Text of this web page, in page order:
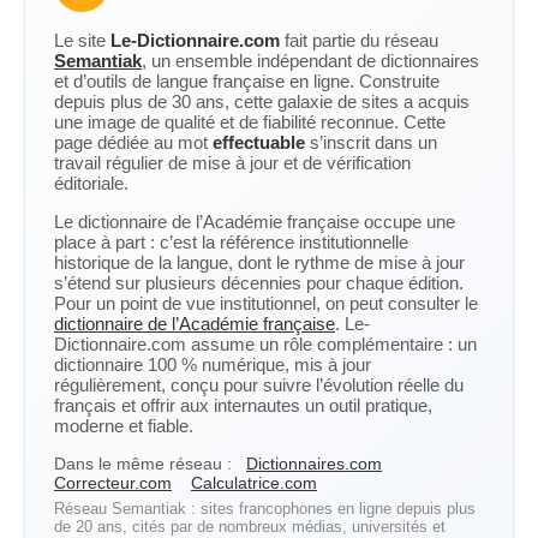
Le site Le-Dictionnaire.com fait partie du réseau
Semantiak, un ensemble indépendant de dictionnaires
et d’outils de langue française en ligne. Construite
depuis plus de 30 ans, cette galaxie de sites a acquis
une image de qualité et de fiabilité reconnue. Cette
page dédiée au mot effectuable s’inscrit dans un
travail régulier de mise à jour et de vérification
éditoriale.
Le dictionnaire de l’Académie française occupe une
place à part : c’est la référence institutionnelle
historique de la langue, dont le rythme de mise à jour
s’étend sur plusieurs décennies pour chaque édition.
Pour un point de vue institutionnel, on peut consulter le
dictionnaire de l’Académie française. Le-
Dictionnaire.com assume un rôle complémentaire : un
dictionnaire 100 % numérique, mis à jour
régulièrement, conçu pour suivre l’évolution réelle du
français et offrir aux internautes un outil pratique,
moderne et fiable.
Dans le même réseau :
Dictionnaires.com
Correcteur.com
Calculatrice.com
Réseau Semantiak : sites francophones en ligne depuis plus
de 20 ans, cités par de nombreux médias, universités et